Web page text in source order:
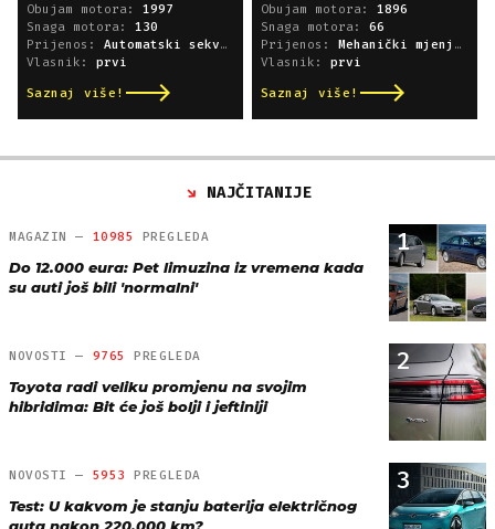
Obujam motora: 1997
Snaga motora: 130
Prijenos: Automatski sekvencijski
Vlasnik: prvi
Saznaj više!
Obujam motora: 1896
Snaga motora: 66
Prijenos: Mehanički mjenjač
Vlasnik: prvi
Saznaj više!
NAJČITANIJE
1
MAGAZIN — 10985 PREGLEDA
Do 12.000 eura: Pet limuzina iz vremena kada
su auti još bili 'normalni'
2
NOVOSTI — 9765 PREGLEDA
Toyota radi veliku promjenu na svojim
hibridima: Bit će još bolji i jeftiniji
3
NOVOSTI — 5953 PREGLEDA
Test: U kakvom je stanju baterija električnog